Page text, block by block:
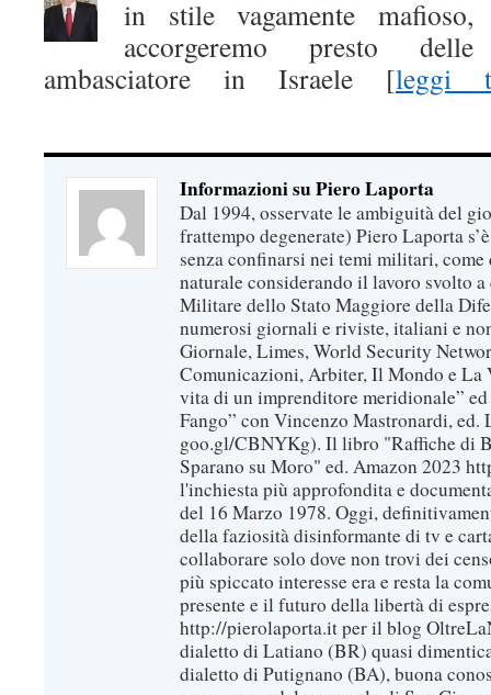
in stile vagamente
accorgeremo presto
ambasciatore in Israele [leggi
Informazioni su Piero Laporta
Dal 1994, osservate le ambiguità del
frattempo degenerate) Piero Laporta
senza confinarsi nei temi militari, come
naturale considerando il lavoro svolto
Militare dello Stato Maggiore della
numerosi giornali e riviste, italiani e
Giornale, Limes, World Security
Comunicazioni, Arbiter, Il Mondo e La
vita di un imprenditore meridionale”
Fango” con Vincenzo Mastronardi,
goo.gl/CBNYKg). Il libro "Raffiche di
Sparano su Moro" ed. Amazon 2023
l'inchiesta più approfondita e
del 16 Marzo 1978. Oggi,
della faziosità disinformante di tv e
collaborare solo dove non trovi dei
più spiccato interesse era e resta la
presente e il futuro della libertà di
http://pierolaporta.it per il blog
dialetto di Latiano (BR) quasi
dialetto di Putignano (BA), buona